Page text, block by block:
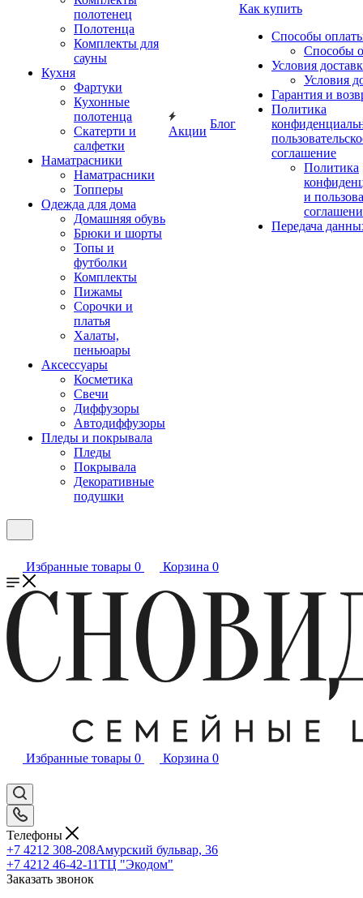
полотенец
Полотенца
Комплекты для
сауны
Кухня
Фартуки
Кухонные
полотенца
Скатерти и
салфетки
Наматрасники
Наматрасники
Топперы
Одежда для дома
Домашняя обувь
Брюки и шорты
Топы и
футболки
Комплекты
Пижамы
Сорочки и
платья
Халаты,
пеньюары
Аксессуары
Косметика
Свечи
Диффузоры
Автодиффузоры
Пледы и покрывала
Пледы
Покрывала
Декоративные
подушки
Акции
Блог
Как купить
Способы
Способы
Условия
Условия
Гарантия и
Политика
соглашение
Политика
и
Передача
Избранные товары 0 Корзина 0
Избранные товары 0 Корзина 0
Телефоны
+7 4212 308-208Амурский бульвар, 36
+7 4212 46-42-11ТЦ "Экодом"
Заказать звонок